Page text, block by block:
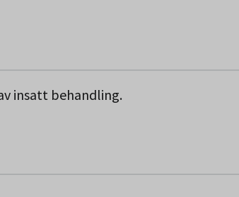
insatt behandling.